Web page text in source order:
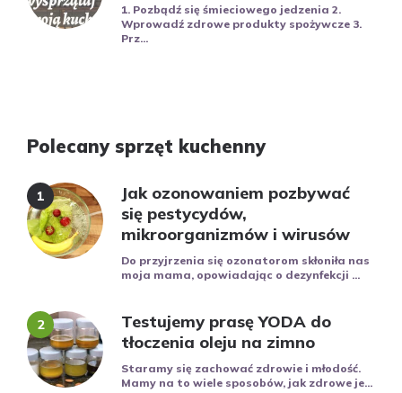
1. Pozbądź się śmieciowego jedzenia 2.
Wprowadź zdrowe produkty spożywcze 3.
Prz...
Polecany sprzęt kuchenny
Jak ozonowaniem pozbywać
się pestycydów,
mikroorganizmów i wirusów
Do przyjrzenia się ozonatorom skłoniła nas
moja mama, opowiadając o dezynfekcji ...
Testujemy prasę YODA do
tłoczenia oleju na zimno
Staramy się zachować zdrowie i młodość.
Mamy na to wiele sposobów, jak zdrowe je...